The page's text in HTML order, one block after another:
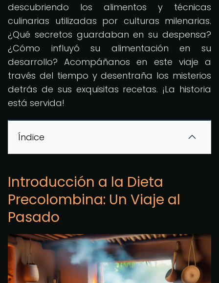
descubriendo los alimentos y técnicas
culinarias utilizadas por culturas milenarias.
¿Qué secretos guardaban en su despensa?
¿Cómo influyó su alimentación en su
desarrollo? Acompáñanos en este viaje a
través del tiempo y desentraña los misterios
detrás de sus exquisitas recetas. ¡La historia
está servida!
Índice
Introducción a la Dieta
Precolombina: Un Viaje al
Pasado